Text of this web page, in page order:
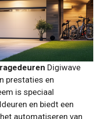
Digiwave
prestaties en
is speciaal
en biedt een
automatiseren van